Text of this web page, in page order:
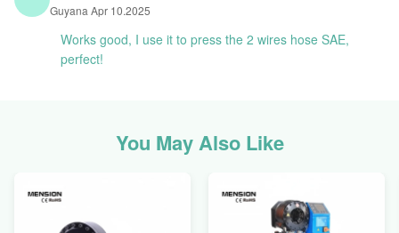
Guyana Apr 10.2025
Works good, I use it to press the 2 wires hose SAE,
perfect!
You May Also Like